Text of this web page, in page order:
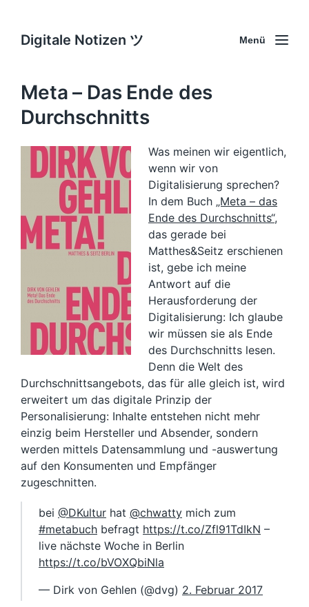
Digitale Notizen ツ Menü
Meta – Das Ende des
Durchschnitts
Was meinen wir eigentlich,
wenn wir von
Digitalisierung sprechen?
In dem Buch „Meta – das
Ende des Durchschnitts“,
das gerade bei
Matthes&Seitz erschienen
ist, gebe ich meine
Antwort auf die
Herausforderung der
Digitalisierung: Ich glaube
wir müssen sie als Ende
des Durchschnitts lesen.
Denn die Welt des
Durchschnittsangebots, das für alle gleich ist, wird
erweitert um das digitale Prinzip der
Personalisierung: Inhalte entstehen nicht mehr
einzig beim Hersteller und Absender, sondern
werden mittels Datensammlung und -auswertung
auf den Konsumenten und Empfänger
zugeschnitten.
bei @DKultur hat @chwatty mich zum
#metabuch befragt https://t.co/Zfl91TdIkN –
live nächste Woche in Berlin
https://t.co/bVOXQbiNla
— Dirk von Gehlen (@dvg) 2. Februar 2017